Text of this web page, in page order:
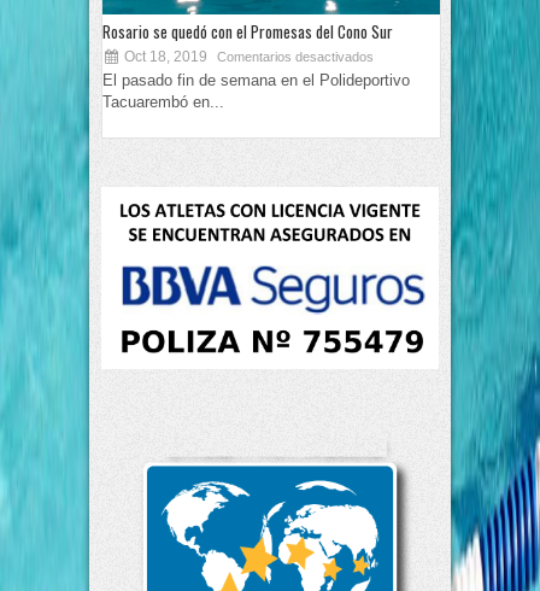
Rosario se quedó con el Promesas del Cono Sur
Oct 18, 2019 Comentarios desactivados
El pasado fin de semana en el Polideportivo
Tacuarembó en...